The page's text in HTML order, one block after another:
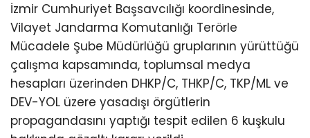
İzmir Cumhuriyet Başsavcılığı koordinesinde,
Vilayet Jandarma Komutanlığı Terörle
Mücadele Şube Müdürlüğü gruplarının yürüttüğü
çalışma kapsamında, toplumsal medya
hesapları üzerinden DHKP/C, THKP/C, TKP/ML ve
DEV-YOL üzere yasadışı örgütlerin
propagandasını yaptığı tespit edilen 6 kuşkulu